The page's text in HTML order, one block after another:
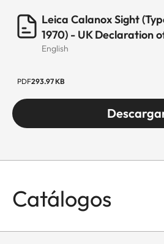
Leica Calanox Sight
1970) - UK Declaration
English
PDF293.97 KB
Catálogos